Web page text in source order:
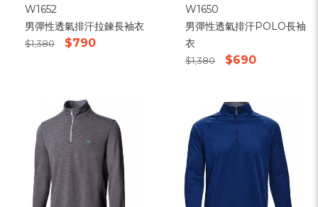
W1652
男彈性透氣排汗拉鍊長袖衣
$1,380 $790
W1650
男彈性透氣排汗POLO長袖
衣
$1,380 $690